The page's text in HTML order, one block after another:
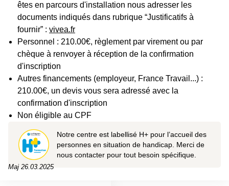
êtes en parcours d'installation nous adresser les
documents indiqués dans rubrique “Justificatifs à
fournir” : vivea.fr
Personnel : 210.00€, règlement par virement ou par
chèque à renvoyer à réception de la confirmation
d'inscription
Autres financements (employeur, France Travail...) :
210.00€, un devis vous sera adressé avec la
confirmation d'inscription
Non éligible au CPF
Notre centre est labellisé H+ pour l’accueil des
personnes en situation de handicap. Merci de
nous contacter pour tout besoin spécifique.
Maj 26.03.2025